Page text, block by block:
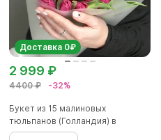
Доставка 0₽
4400 ₽ -32%
2 999 ₽
Букет из 15 малиновых
тюльпанов (Голландия) в
корейской...